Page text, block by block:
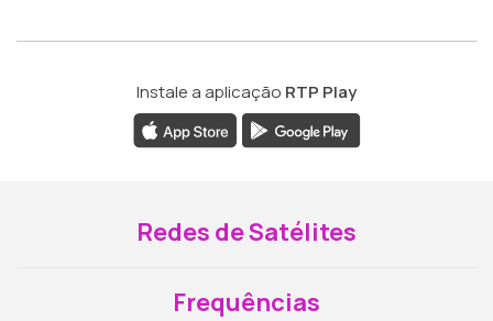
Instale a aplicação RTP Play
Redes de Satélites
Frequências